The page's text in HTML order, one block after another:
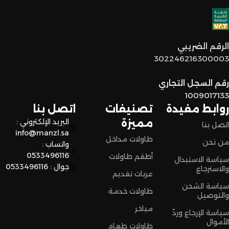
اختيار القطع المناسبة لين توصل لكم لحد البيت.
توصيل سريع وآمن
نضمن وصول منتجاتكم بأفضل حالة وفي أقصر وقت ممكن.
اختاروا الراحة والأناقة من المنزل النادر للاثاث الآن وعيشوا تجربة
تسوق مميزة.
روابط مفيدة
اتصل بنا
من نحن
سياسة الاستبدال
والاسترجاع
سياسة الشحن
والتوصيل
سياسة الإرجاع وردّ
الأموال
تصنيفات
مميزة
طاولات مداخل
أطقم طاولات
عربات تقديم
طاولات خدمة
مباخر
طاولات طعام
اتصل بنا
البريد الإلكتروني :
info@manzl.sa
واتساب :
0533496116
جوال : 0533496116
الرقم الضريبي
302246216300003
رقم السجل التجاري
1009017133